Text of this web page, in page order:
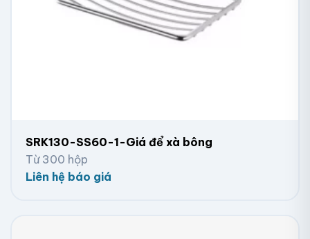
SRK130-SS60-1-Giá để xà bông
Từ 300 hộp
Liên hệ báo giá